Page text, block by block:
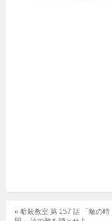
« 暗殺教室 第 157 話 「敵の時